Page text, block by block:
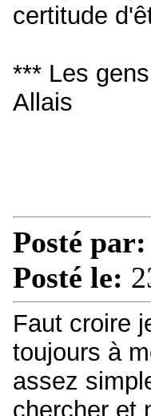
certitude
*** Les
Allais
Posté par:
Posté le:
Faut croire
toujours à
assez
chercher et